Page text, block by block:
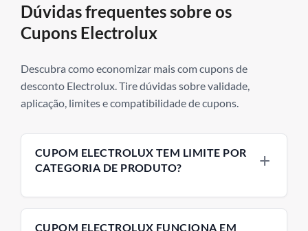
Dúvidas frequentes sobre os
Cupons Electrolux
Descubra como economizar mais com cupons de
desconto Electrolux. Tire dúvidas sobre validade,
aplicação, limites e compatibilidade de cupons.
CUPOM ELECTROLUX TEM LIMITE POR
CATEGORIA DE PRODUTO?
categorias como aspiradores, lavadoras ou
CUPOM ELECTROLUX FUNCIONA EM